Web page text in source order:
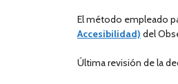
El método empleado
Accesibilidad) del
Última revisión de la